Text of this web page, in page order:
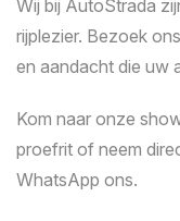
Wij bij AutoStrada
rijplezier. Bezoek
en aandacht die uw
Kom naar onze
proefrit of neem
WhatsApp ons.